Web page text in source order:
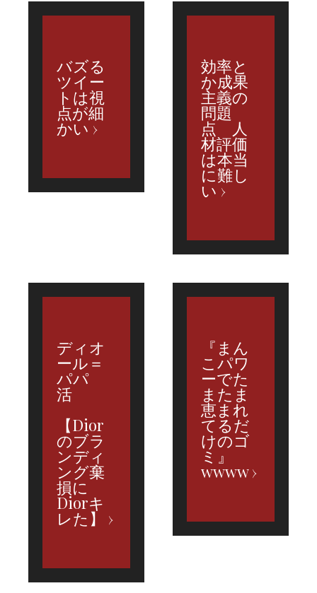
バズる
ツイー
トは視
点が細
かい
効率と
か成果
主義の
問題
点 人
材評価
は本当
に難し
い
ディオ
ール＝
パパ
活
【Dior
のブラ
ンディ
ング棄
損に
Diorキ
レた】
『まん
こパワ
ーでた
またま
恵まれ
てるだ
けのゴ
ミ』
wwww